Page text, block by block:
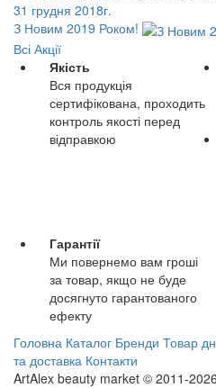
31 грудня 2018г.
З Новим 2019 Роком!
Всі Акції
Якість
Вся продукція
сертифікована, проходить
контроль якості перед
відправкою
Гарантії
Ми повернемо вам гроші
за товар, якщо не буде
досягнуто гарантованого
ефекту
Головна Каталог Бренди Товар
та доставка Контакти
ArtAlex beauty market © 2011-2026